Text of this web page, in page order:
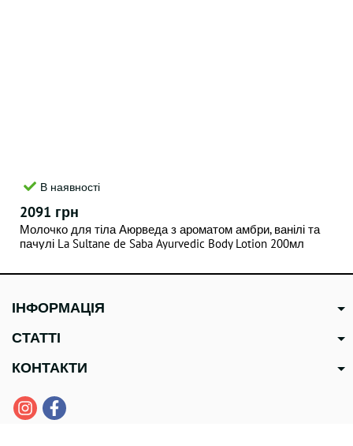
В наявності
2091 грн
Молочко для тіла Аюрведа з ароматом амбри, ванілі та
пачулі La Sultane de Saba Ayurvedic Body Lotion 200мл
ІНФОРМАЦІЯ
СТАТТІ
КОНТАКТИ